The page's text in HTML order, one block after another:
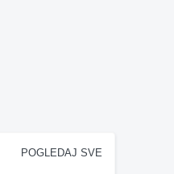
POGLEDAJ SVE